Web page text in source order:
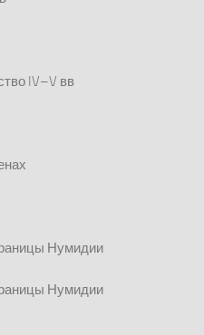
IV–V вв
Нумидии
Нумидии